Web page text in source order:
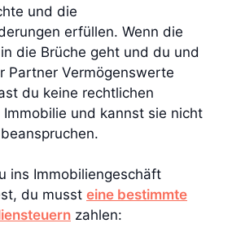
und die
erfüllen. Wenn die
die Brüche geht und du und
Partner Vermögenswerte
du keine rechtlichen
und kannst sie nicht
ins Immobiliengeschäft
du musst eine bestimmte
zahlen: